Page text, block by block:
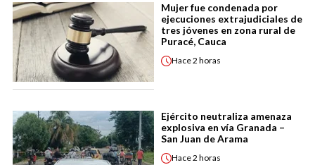
Mujer fue condenada por
ejecuciones extrajudiciales de
tres jóvenes en zona rural de
Puracé, Cauca
Hace2 horas
Ejército neutraliza amenaza
explosiva en vía Granada –
San Juan de Arama
Hace2 horas